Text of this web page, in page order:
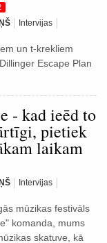
Intervijas
un t-krekliem
Escape Plan
- kad ieēd to
pietiek
laikam
Intervijas
mūzikas festivāls
komanda, mums
skatuve, kā